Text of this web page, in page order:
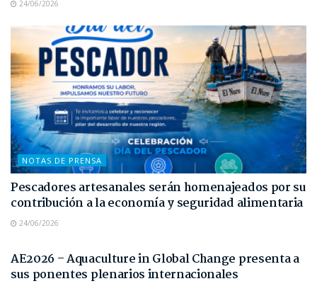
24/06/2026
NOTAS DE PRENSA
Pescadores artesanales serán homenajeados por su
contribución a la economía y seguridad alimentaria
24/06/2026
AE2026 – Aquaculture in Global Change presenta a
sus ponentes plenarios internacionales